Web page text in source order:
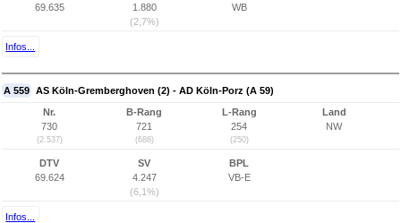
69.635
1.880
(2,7%)
WB
Infos...
A 559 AS Köln-Gremberghoven (2) - AD Köln-Porz (A 59)
Nr.
730
(2.537)
B-Rang
721
(688)
L-Rang
254
(250)
Land
NW
DTV
69.624
SV
4.247
(6,1%)
BPL
VB-E
Infos...